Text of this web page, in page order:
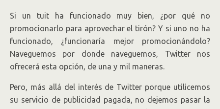
Si un tuit ha funcionado muy bien, ¿por qué no
promocionarlo para aprovechar el tirón? Y si uno no ha
funcionado, ¿funcionaría mejor promocionándolo?
Naveguemos por donde naveguemos, Twitter nos
ofrecerá esta opción, de una y mil maneras.
Pero, más allá del interés de Twitter porque utilicemos
su servicio de publicidad pagada, no dejemos pasar la